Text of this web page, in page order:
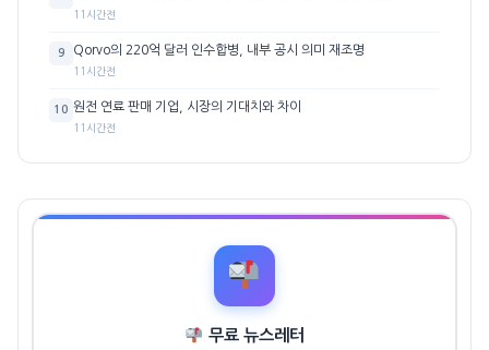
11시간전
9 Qorvo의 220억 달러 인수합병, 내부 공시 의미 재조명
11시간전
10 원전 연료 판매 기업, 시장의 기대치와 차이
11시간전
무료 뉴스레터